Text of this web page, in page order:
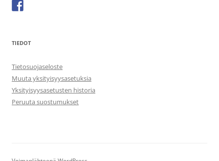
TIEDOT
Tietosuojaseloste
Muuta yksityisyysasetuksia
Yksityisyysasetusten historia
Peruuta suostumukset